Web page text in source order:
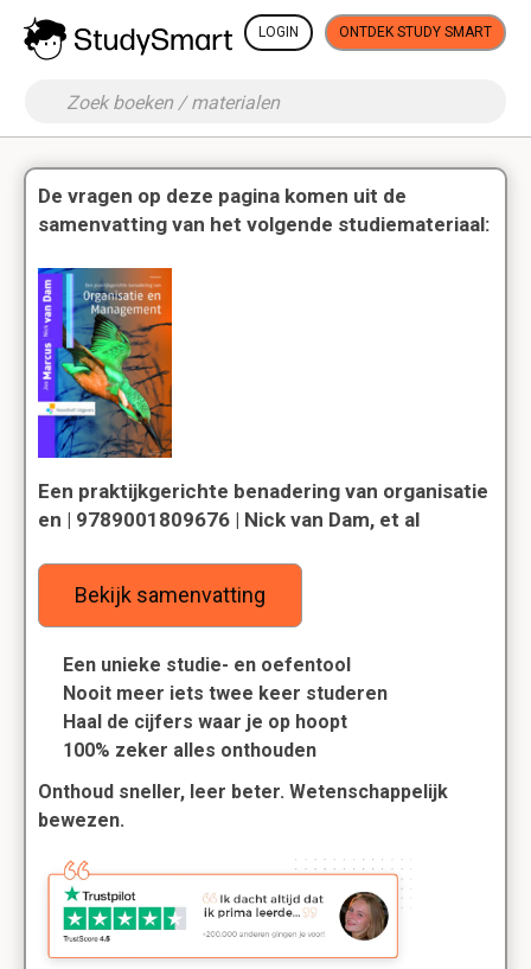
LOGIN ONTDEK STUDY SMART
De vragen op deze pagina komen uit de
samenvatting van het volgende studiemateriaal:
Een praktijkgerichte benadering van organisatie
en | 9789001809676 | Nick van Dam, et al
Bekijk samenvatting
Een unieke studie- en oefentool
Nooit meer iets twee keer studeren
Haal de cijfers waar je op hoopt
100% zeker alles onthouden
Onthoud sneller, leer beter. Wetenschappelijk
bewezen.